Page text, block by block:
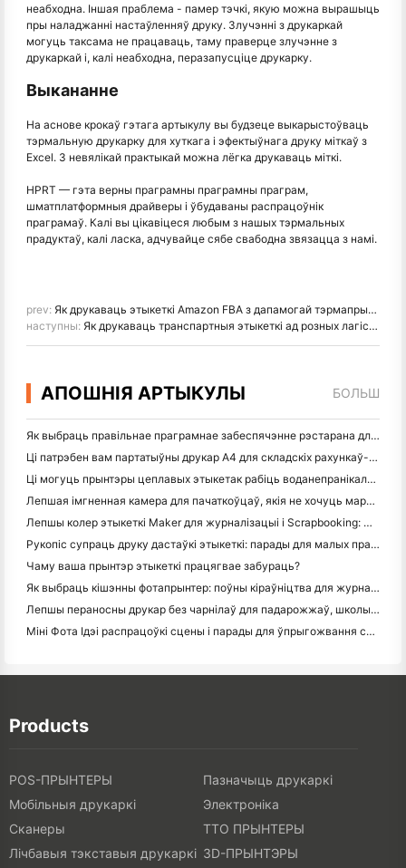
неабходна. Іншая праблема - памер тэчкі, якую можна вырашыць
пры наладжанні настаўленняў друку. Злучэнні з друкаркай
могуць таксама не працаваць, таму праверце злучэнне з
друкаркай і, калі неабходна, перазапусціце друкарку.
Выкананне
На аснове крокаў гэтага артыкулу вы будзеце выкарыстоўваць
тэрмальную друкарку для хуткага і эфектыўнага друку міткаў з
Excel. З невялікай практыкай можна лёгка друкаваць міткі.
HPRT — гэта верны праграмны праграмны праграм,
шматплатформныя драйверы і ўбудаваны распрацоўнік
праграмаў. Калі вы цікавіцеся любым з нашых тэрмальных
прадуктаў, калі ласка, адчувайце сябе свабодна звязацца з намі.
prev: Як друкаваць этыкеткі Amazon FBA з дапамогай тэрмапрынтэра для этыкетак
наступны: Як друкаваць транспартныя этыкеткі ад розных лагістычных перавозчыкаў
АПОШНІЯ АРТЫКУЛЫ БОЛЬШ
Як выбраць правільнае праграмнае забеспячэнне рэстарана для вашага маленькага або сярэдняга рэстарана
Ці патрэбен вам партатыўны друкар A4 для складскіх рахункаў-фактур? Што на самай справе працуе
Ці могуць прынтэры цеплавых этыкетак рабіць воданепранікальныя этыкеткі для прадуктаў малога бізнесу?
Лепшая імгненная камера для пачаткоўцаў, якія не хочуць марнаваць паперу
Лепшы колер этыкеткі Maker для журналізацыі і Scrapbooking: Дадаць больш колеру на кожную старонку
Рукопіс супраць друку дастаўкі этыкеткі: парады для малых прадпрыемстваў у 2026 годзе
Чаму ваша прынтэр этыкеткі працягвае забураць?
Як выбраць кішэнны фотапрынтер: поўны кіраўніцтва для журналістаў, падарожжаў і карыстальнікаў iPhone
Лепшы пераносны друкар без чарнілаў для падарожжаў, школы і мабільнай працы: Hanin MT620 Pro Review
Міні Фота Ідэі распрацоўкі сцены і парады для ўпрыгожвання спальні і спальні
Products
POS-ПРЫНТЕРЫ
Пазначыць друкаркі
Мобільныя друкаркі
Электроніка
Сканеры
ТТО ПРЫНТЕРЫ
Лічбавыя тэкставыя друкаркі 3D-ПРЫНТЭРЫ